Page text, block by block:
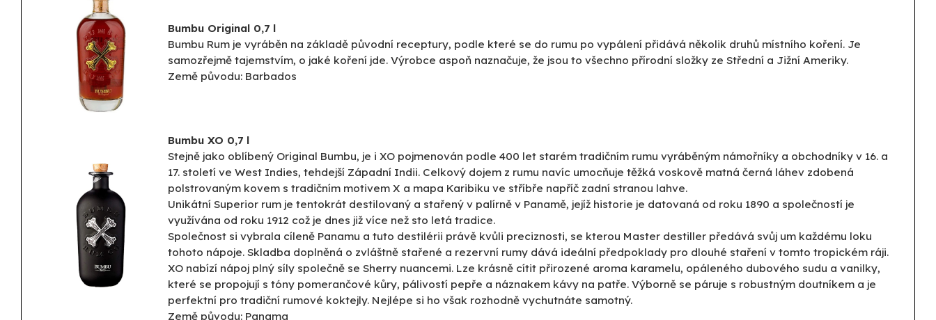
Bumbu Original 0,7 l
Bumbu Rum je vyráběn na základě původní receptury, podle které se do rumu po vypálení přidává několik druhů místního koření. Je
samozřejmě tajemstvím, o jaké koření jde. Výrobce aspoň naznačuje, že jsou to všechno přírodní složky ze Střední a Jižní Ameriky.
Země původu: Barbados
Bumbu XO 0,7 l
Stejně jako oblíbený Original Bumbu, je i XO pojmenován podle 400 let starém tradičním rumu vyráběným námořníky a obchodníky v 16. a
17. století ve West Indies, tehdejší Západní Indii. Celkový dojem z rumu navíc umocňuje těžká voskově matná černá láhev zdobená
polstrovaným kovem s tradičním motivem X a mapa Karibiku ve stříbře napříč zadní stranou lahve.
Unikátní Superior rum je tentokrát destilovaný a stařený v palírně v Panamě, jejíž historie je datovaná od roku 1890 a společností je
využívána od roku 1912 což je dnes již více než sto letá tradice.
Společnost si vybrala cíleně Panamu a tuto destilérii právě kvůli preciznosti, se kterou Master destiller předává svůj um každému loku
tohoto nápoje. Skladba doplněná o zvláštně stařené a rezervní rumy dává ideální předpoklady pro dlouhé staření v tomto tropickém ráji.
XO nabízí nápoj plný síly společně se Sherry nuancemi. Lze krásně cítit přirozené aroma karamelu, opáleného dubového sudu a vanilky,
které se propojují s tóny pomerančové kůry, pálivostí pepře a náznakem kávy na patře. Výborně se páruje s robustným doutníkem a je
perfektní pro tradiční rumové koktejly. Nejlépe si ho však rozhodně vychutnáte samotný.
Země původu: Panama